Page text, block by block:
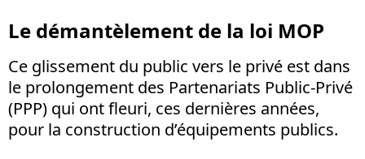
Le démantèlement de la loi MOP
Ce glissement du public vers le privé est dans
le prolongement des Partenariats Public-Privé
(PPP) qui ont fleuri, ces dernières années,
pour la construction d’équipements publics.